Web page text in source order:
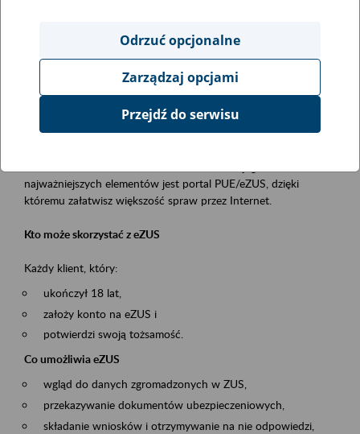
Obszar merytoryczny
obsługa klientów
Opis wydarzenia
Platforma Usług Elektronicznych ZUS eZUS
najważniejszych elementów jest portal PUE/eZUS, dzięki
któremu załatwisz większość spraw przez Internet.
Kto może skorzystać z eZUS
Każdy klient, który:
ukończył 18 lat,
założy konto na eZUS i
potwierdzi swoją tożsamość.
Co umożliwia eZUS
wgląd do danych zgromadzonych w ZUS,
przekazywanie dokumentów ubezpieczeniowych,
składanie wniosków i otrzymywanie na nie odpowiedzi,
Odrzuć opcjonalne
Zarządzaj opcjami
Przejdź do serwisu